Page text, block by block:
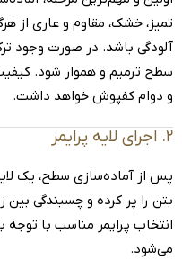
تمیز، خشک، مقاوم و عاری از
آلودگی باشد. در صورت وجود
سطح ترمیم و هموار شود.
و دوام کفپوش خواهد داشت.
۲. اجرای لایه پرایمر
پس از آماده‌سازی سطح، یک
بتن را پر کرده و چسبندگی بین
انتخاب پرایمر مناسب با توجه
می‌شود.